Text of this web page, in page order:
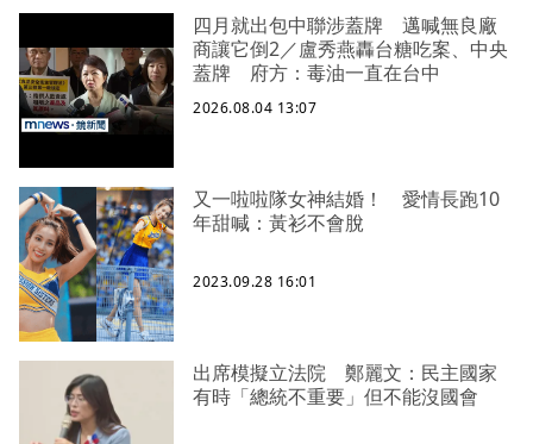
四月就出包中聯涉蓋牌 邁喊無良廠
商讓它倒2／盧秀燕轟台糖吃案、中央
蓋牌 府方：毒油一直在台中
2026.08.04 13:07
又一啦啦隊女神結婚！ 愛情長跑10
年甜喊：黃衫不會脫
2023.09.28 16:01
出席模擬立法院 鄭麗文：民主國家
有時「總統不重要」但不能沒國會